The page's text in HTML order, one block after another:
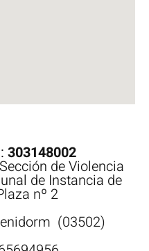
303148002
Sección de Violencia
de Instancia de
nº 2
(03502)